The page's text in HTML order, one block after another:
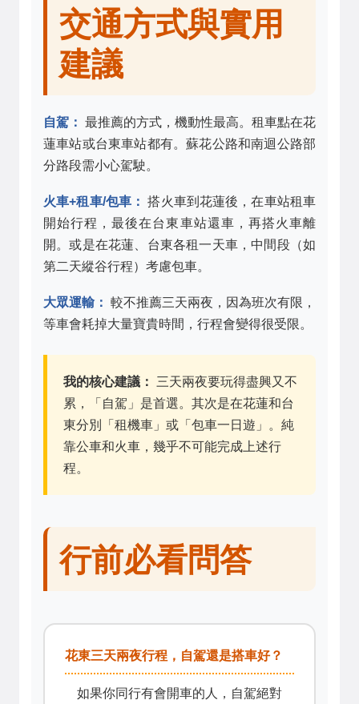
交通方式與實用
建議
自駕： 最推薦的方式，機動性最高。租車點在花
蓮車站或台東車站都有。蘇花公路和南迴公路部
分路段需小心駕駛。
火車+租車/包車： 搭火車到花蓮後，在車站租車
開始行程，最後在台東車站還車，再搭火車離
開。或是在花蓮、台東各租一天車，中間段（如
第二天縱谷行程）考慮包車。
大眾運輸： 較不推薦三天兩夜，因為班次有限，
等車會耗掉大量寶貴時間，行程會變得很受限。
我的核心建議：
三天兩夜要玩得盡興又不
累，「自駕」是首選。其次是在花蓮和台
東分別「租機車」或「包車一日遊」。純
靠公車和火車，幾乎不可能完成上述行
程。
行前必看問答
花東三天兩夜行程，自駕還是搭車好？
如果你同行有會開車的人，自駕絕對